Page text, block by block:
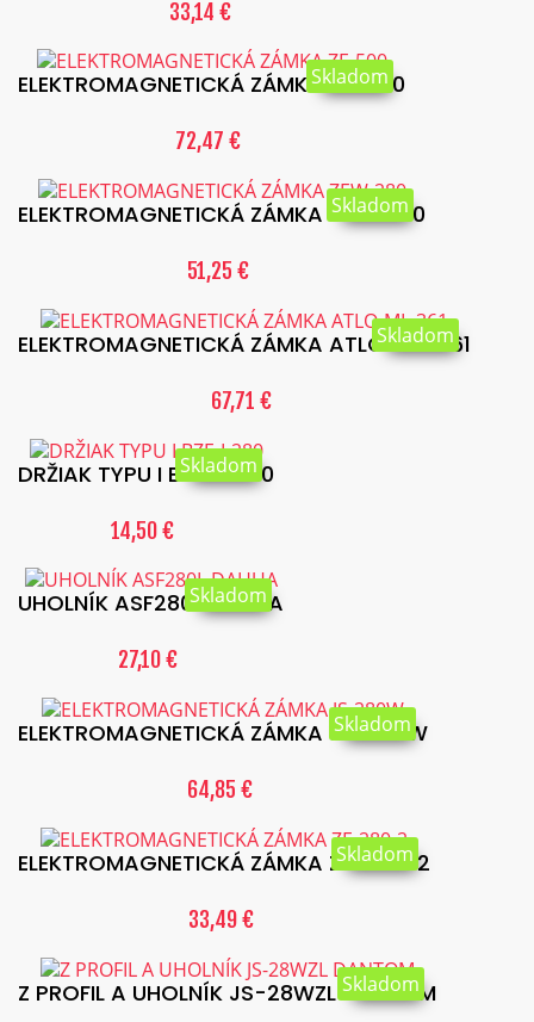
33,14 €
ELEKTROMAGNETICKÁ ZÁMKA ZE-500
72,47 €
Skladom
ELEKTROMAGNETICKÁ ZÁMKA ZEW-280
51,25 €
Skladom
ELEKTROMAGNETICKÁ ZÁMKA ATLO-ML-361
67,71 €
Skladom
DRŽIAK TYPU I BZE-I-280
14,50 €
Skladom
UHOLNÍK ASF280L DAHUA
27,10 €
Skladom
ELEKTROMAGNETICKÁ ZÁMKA JS-280W
64,85 €
Skladom
ELEKTROMAGNETICKÁ ZÁMKA ZE-280-2
33,49 €
Skladom
Z PROFIL A UHOLNÍK JS-28WZL DANTOM
Skladom